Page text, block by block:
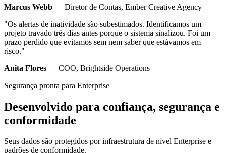
Marcus Webb — Diretor de Contas, Ember Creative Agency
"Os alertas de inatividade são subestimados. Identificamos um
projeto travado três dias antes porque o sistema sinalizou. Foi um
prazo perdido que evitamos sem nem saber que estávamos em
risco."
Anita Flores — COO, Brightside Operations
Segurança pronta para Enterprise
Desenvolvido para confiança, segurança e
conformidade
Seus dados são protegidos por infraestrutura de nível Enterprise e
padrões de conformidade.